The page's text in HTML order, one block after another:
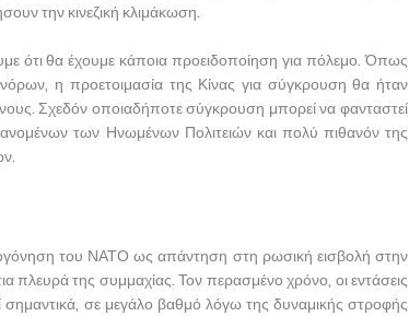
την κινεζική κλιμάκωση.
ότι θα έχουμε κάποια προειδοποίηση για πόλεμο. Όπως
η προετοιμασία της Κίνας για σύγκρουση θα ήταν
Σχεδόν οποιαδήποτε σύγκρουση μπορεί να φανταστεί
των Ηνωμένων Πολιτειών και πολύ πιθανόν της
του ΝΑΤΟ ως απάντηση στη ρωσική εισβολή στην
πλευρά της συμμαχίας. Τον περασμένο χρόνο, οι εντάσεις
σημαντικά, σε μεγάλο βαθμό λόγω της δυναμικής στροφής